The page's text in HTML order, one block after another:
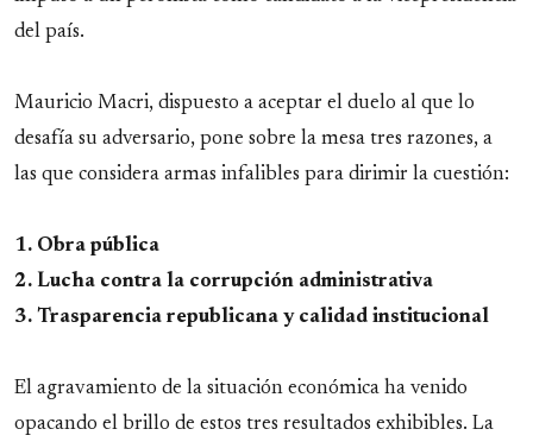
del país.
Mauricio Macri, dispuesto a aceptar el duelo al que lo
desafía su adversario, pone sobre la mesa tres razones, a
las que considera armas infalibles para dirimir la cuestión:
1. Obra pública
2. Lucha contra la corrupción administrativa
3. Trasparencia republicana y calidad institucional
El agravamiento de la situación económica ha venido
opacando el brillo de estos tres resultados exhibibles. La